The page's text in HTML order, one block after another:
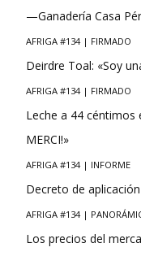
—Ganadería Casa
AFRIGA #134 | FIRMADO
Deirdre Toal: «Soy
AFRIGA #134 | FIRMADO
Leche a 44 céntimos
MERCI!»
AFRIGA #134 | INFORME
Decreto de
AFRIGA #134 |
Los precios del